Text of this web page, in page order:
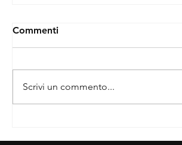
Commenti
Scrivi un commento...